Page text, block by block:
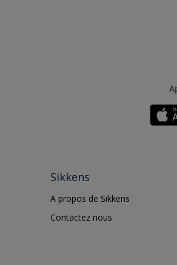
Sikkens
A propos de Sikkens
Contactez nous